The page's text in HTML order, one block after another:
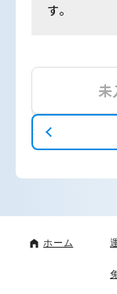
す。
未
ホーム